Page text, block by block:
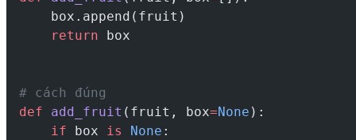
    box.append(fruit)
return box
# cách đúng
def
add_fruit (fruit, box=None ):
if box is None :